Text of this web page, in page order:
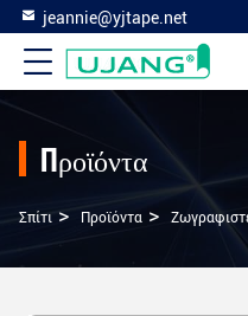
jeannie@yjtape.net
Προϊόντα
Σπίτι > Προϊόντα >